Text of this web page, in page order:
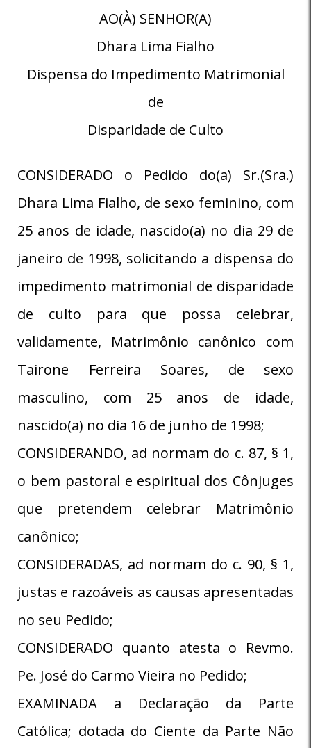
AO(À) SENHOR(A)
Dhara Lima Fialho
Dispensa do Impedimento Matrimonial
de
Disparidade de Culto
CONSIDERADO o Pedido do(a) Sr.(Sra.)
Dhara Lima Fialho, de sexo feminino, com
25 anos de idade, nascido(a) no dia 29 de
janeiro de 1998, solicitando a dispensa do
impedimento matrimonial de disparidade
de culto para que possa celebrar,
validamente, Matrimônio canônico com
Tairone Ferreira Soares, de sexo
masculino, com 25 anos de idade,
nascido(a) no dia 16 de junho de 1998;
CONSIDERANDO, ad normam do c. 87, § 1,
o bem pastoral e espiritual dos Cônjuges
que pretendem celebrar Matrimônio
canônico;
CONSIDERADAS, ad normam do c. 90, § 1,
justas e razoáveis as causas apresentadas
no seu Pedido;
CONSIDERADO quanto atesta o Revmo.
Pe. José do Carmo Vieira no Pedido;
EXAMINADA a Declaração da Parte
Católica; dotada do Ciente da Parte Não